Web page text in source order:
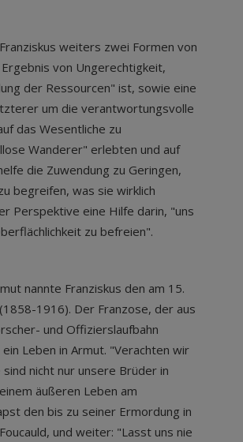
weiters zwei Formen von
von Ungerechtigkeit,
der Ressourcen" ist, sowie eine
um die verantwortungsvolle
das Wesentliche zu
Wanderer" erlebten und auf
die Zuwendung zu Geringen,
begreifen, was sie wirklich
Perspektive eine Hilfe darin, "uns
zu befreien".
nannte Franziskus den am 15.
1916). Der Franzose, der aus
und Offizierslaufbahn
Leben in Armut. "Verachten wir
nicht nur unsere Brüder in
äußeren Leben am
den bis zu seiner Ermordung in
und weiter: "Lasst uns nie